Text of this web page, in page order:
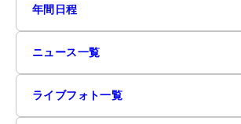
年間日程
ニュース一覧
ライブフォト一覧